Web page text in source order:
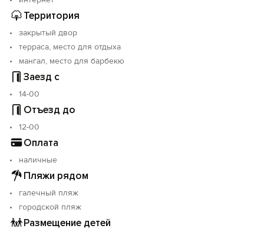
Территория
закрытый двор
терраса, место для отдыха
мангал, место для барбекю
Заезд с
14-00
Отъезд до
12-00
Оплата
наличные
Пляжи рядом
галечный пляж
городской пляж
Размещение детей